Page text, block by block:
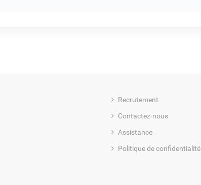
Recrutement
Contactez-nous
Assistance
Politique de confidentialité